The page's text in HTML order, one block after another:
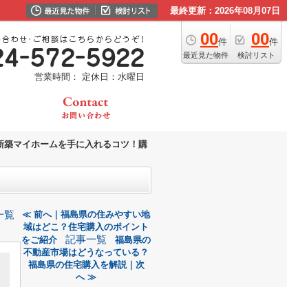
最終更新：2026年08月07日
00件
最近見た物件
00件
検討リスト
営業時間： 定休日：水曜日
築マイホームを手に入れるコツ！購
覧
≪ 前へ｜福島県の住みやすい地
域はどこ？住宅購入のポイント
をご紹介
記事一覧
福島県の
不動産市場はどうなっている？
福島県の住宅購入を解説｜次
へ ≫